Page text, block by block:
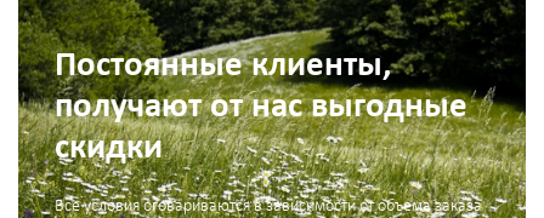
Постоянные клиенты,
получают от нас выгодные
скидки
Все условия оговариваются в зависимости от объема заказа